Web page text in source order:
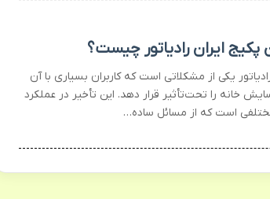
ایران رادیاتور چیست؟
یکی از مشکلاتی است که کاربران بسیاری با آن
خانه را تحت‌تأثیر قرار دهد. این تأخیر در عملکرد
است که از مسائل ساده…